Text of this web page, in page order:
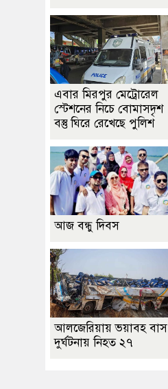
এবার মিরপুর মেট্রোরেল
স্টেশনের নিচে বোমাসদৃশ
বস্তু ঘিরে রেখেছে পুলিশ
আজ বন্ধু দিবস
আলজেরিয়ায় ভয়াবহ বাস
দুর্ঘটনায় নিহত ২৭